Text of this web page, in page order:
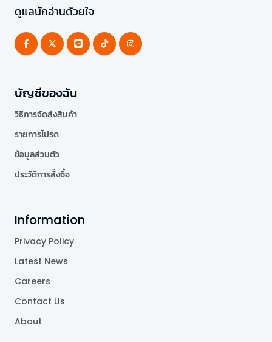
ดูแลนักอ่านด้วยใจ
บัญชีของฉัน
วิธีการจัดส่งสินค้า
รายการโปรด
ข้อมูลส่วนตัว
ประวัติการสั่งซื้อ
Information
Privacy Policy
Latest News
Careers
Contact Us
About